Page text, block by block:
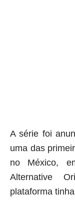
A série foi
uma das
no México,
Alternative
plataforma